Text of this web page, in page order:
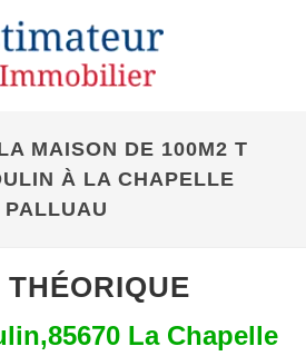
MAISON DE 100M2 T
À LA CHAPELLE
PALLUAU
La Chapelle